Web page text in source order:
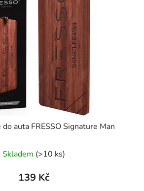
do auta FRESSO Signature Man
hodnocení
produktu
Skladem (>10 ks)
139 Kč